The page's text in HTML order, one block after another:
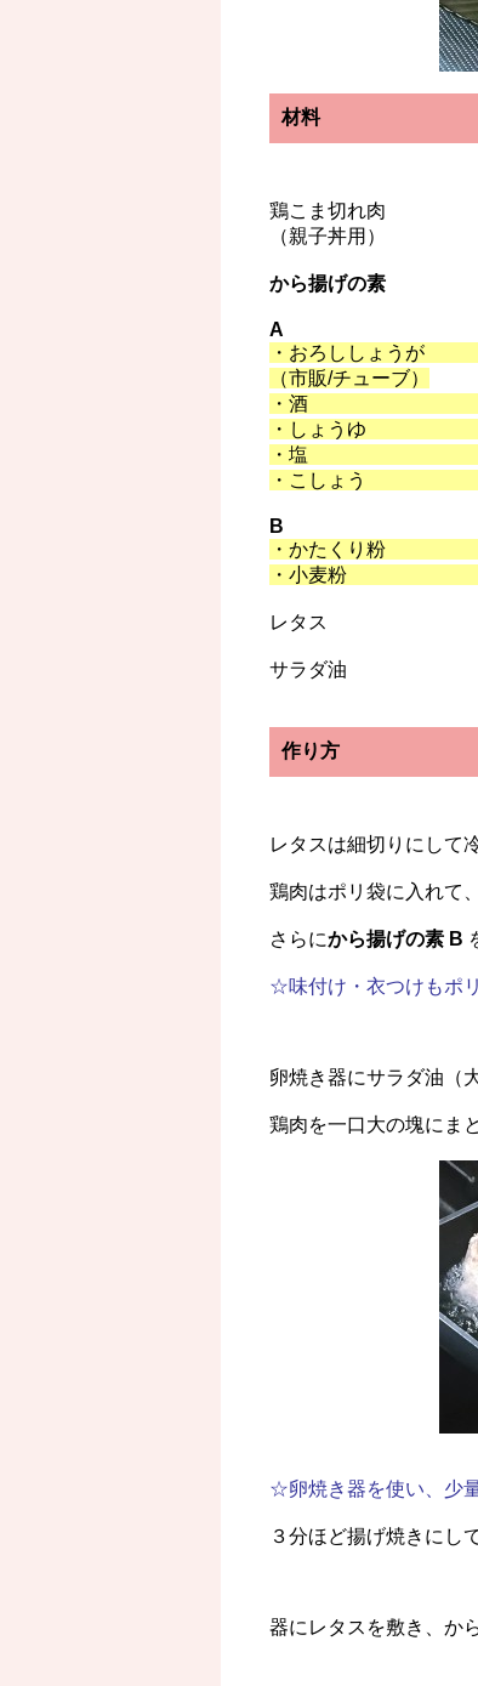
材料
鶏こま切れ肉
（親子丼用）
から揚げの素
A
・おろししょう
（市販/チューブ）
・酒 大さ
・しょうゆ 大
・塩
・こしょう
B
・かたくり粉
・小麦粉 大
レタス １
サラダ油
作り方
レタスは細切りにして
鶏肉はポリ袋に入れて、
さらにから揚げの素 B
☆味付け・衣つけもポ
卵焼き器にサラダ油（
鶏肉を一口大の塊にま
☆卵焼き器を使い、少
３分ほど揚げ焼きにし
器にレタスを敷き、か